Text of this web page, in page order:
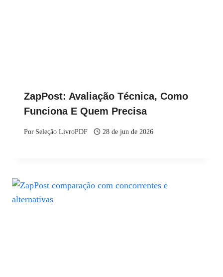
ZapPost: Avaliação Técnica, Como
Funciona E Quem Precisa
Por Seleção LivroPDF 28 de jun de 2026